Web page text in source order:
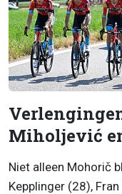
Miholjević
Niet alleen Mohorič
Kepplinger (28),